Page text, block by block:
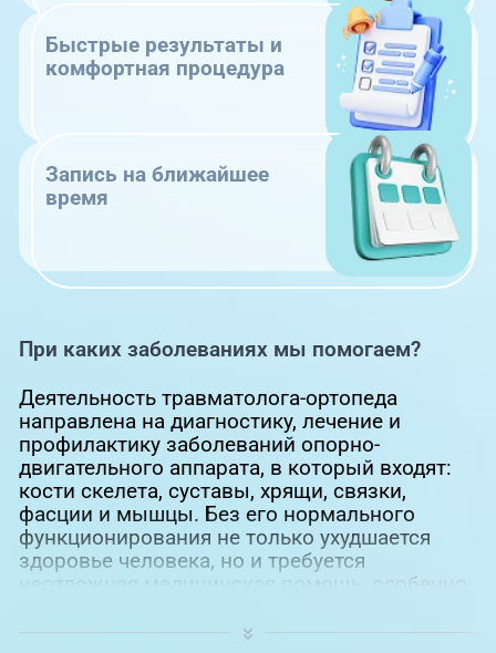
Быстрые результаты и
комфортная процедура
Запись на ближайшее
время
При каких заболеваниях мы помогаем?
Деятельность травматолога-ортопеда
направлена на диагностику, лечение и
профилактику заболеваний опорно-
двигательного аппарата, в который входят:
кости скелета, суставы, хрящи, связки,
фасции и мышцы. Без его нормального
функционирования не только ухудшается
здоровье человека, но и требуется
неотложная медицинская помощь, особенно
Обращение к профильному специалисту